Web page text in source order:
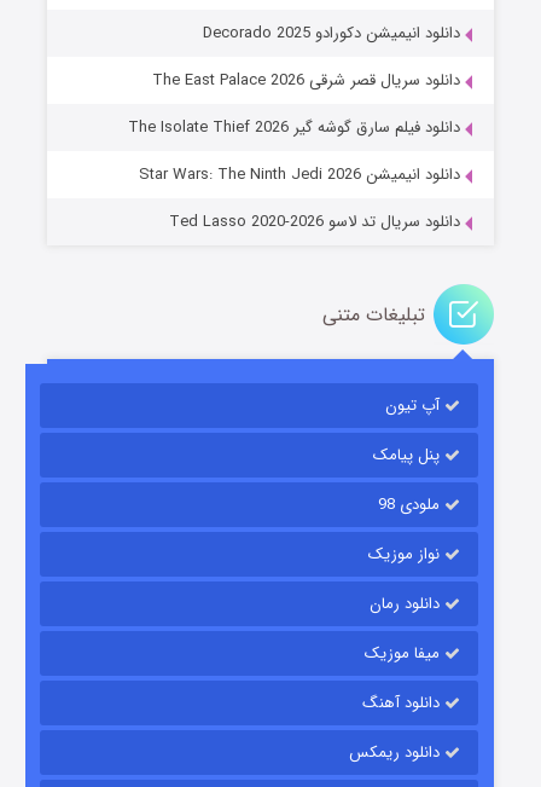
جادوگری در مغولستان
قسمت۱۴ (زیرنویس) منتشر شد
قسمت
دانلود انیمیشن دکورادو Decorado 2025
دانلود سریال قصر شرقی The East Palace 2026
دانلود فیلم سارق گوشه گیر The Isolate Thief 2026
دانلود انیمیشن Star Wars: The Ninth Jedi 2026
دانلود سریال تد لاسو Ted Lasso 2020-2026
تبلیغات متنی
آپ تیون
پنل پیامک
ملودی 98
نواز موزیک
دانلود رمان
میفا موزیک
دانلود آهنگ
دانلود ریمکس